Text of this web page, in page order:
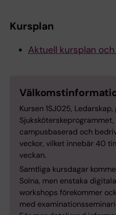
Kursplan
Aktuell kursplan
Kursen 1SJ025, Ledarskap,
campusbaserad och
veckor, vilket innebär 40
veckan.
Samtliga kursdagar
Solna, men enstaka
workshops förekommer
med